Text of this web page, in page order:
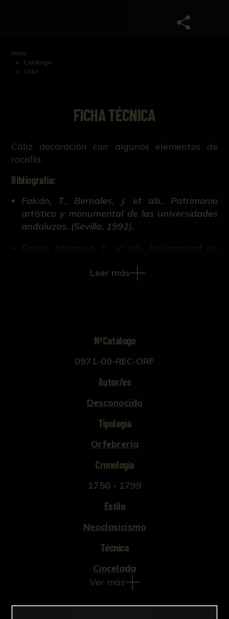
Inicio
Catálogo
Cáliz
FICHA TÉCNICA
Cáliz decoración con algunos elementos de
rocalla.
Bibliografía:
Falcón, T., Bernales, J. et alii., Patrimonio
artístico y monumental de las universidades
andaluzas. (Sevilla, 1992).
Sevilla.Catálogo de la Exposición
(Universidad de Sevilla, Sevilla, 1995).
Leer más
NºCatálogo
0971-00-REC-ORF
Autor/es
Desconocido
Tipología
Orfebrería
Cronología
1750 - 1799
Estilo
Neoclasicismo
Técnica
Cincelada
Ver más